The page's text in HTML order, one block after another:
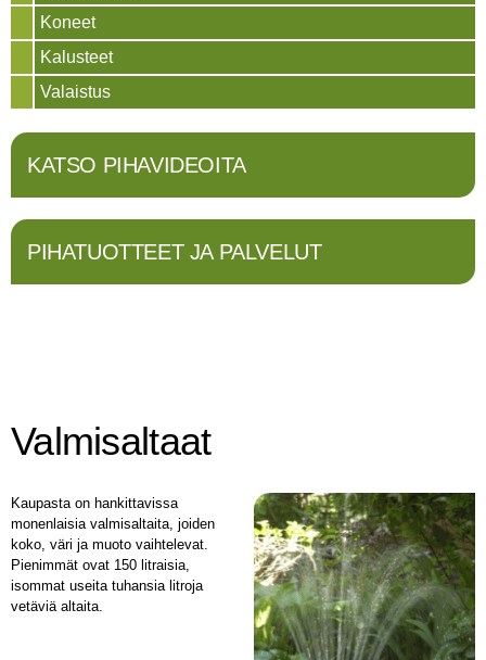
Koneet
Kalusteet
Valaistus
KATSO PIHAVIDEOITA
PIHATUOTTEET JA PALVELUT
Valmisaltaat
Kaupasta on hankittavissa
monenlaisia valmisaltaita, joiden
koko, väri ja muoto vaihtelevat.
Pienimmät ovat 150 litraisia,
isommat useita tuhansia litroja
vetäviä altaita.